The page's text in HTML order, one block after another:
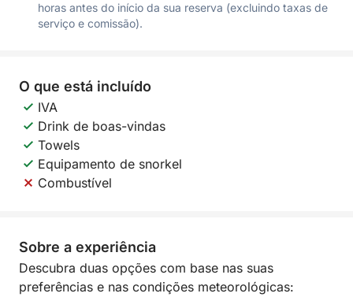
horas antes do início da sua reserva (excluindo taxas de
serviço e comissão).
O que está incluído
IVA
Drink de boas-vindas
Towels
Equipamento de snorkel
Combustível
Sobre a experiência
Descubra duas opções com base nas suas
preferências e nas condições meteorológicas: